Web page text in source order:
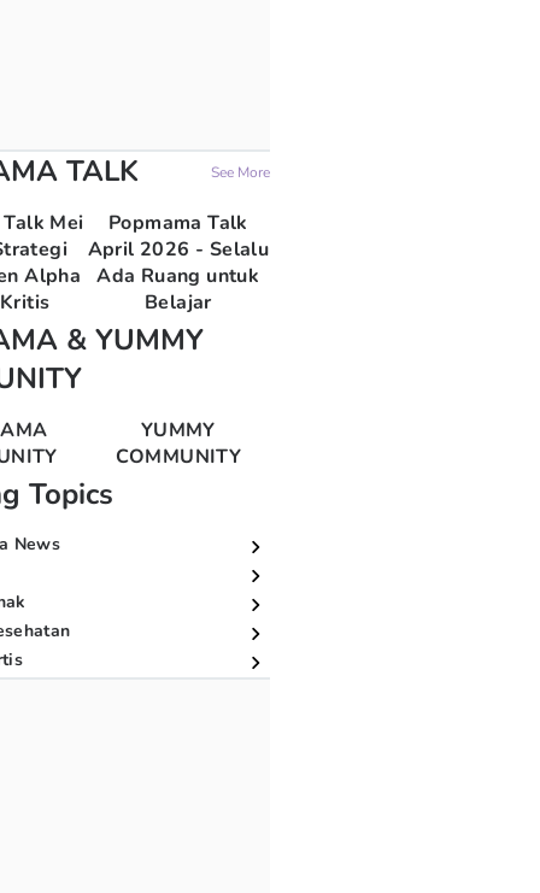
TALK See More
Mei
Alpha
Popmama Talk
April 2026 - Selalu
Ada Ruang untuk
Belajar
& YUMMY
YUMMY
COMMUNITY
Topics
News